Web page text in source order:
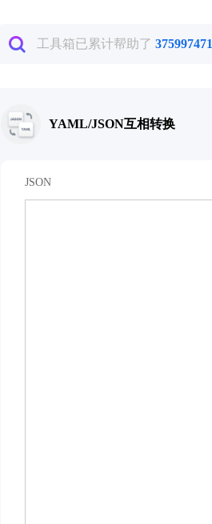
工具箱已累计帮助了 375997471
YAML/JSON互相转换
JSON